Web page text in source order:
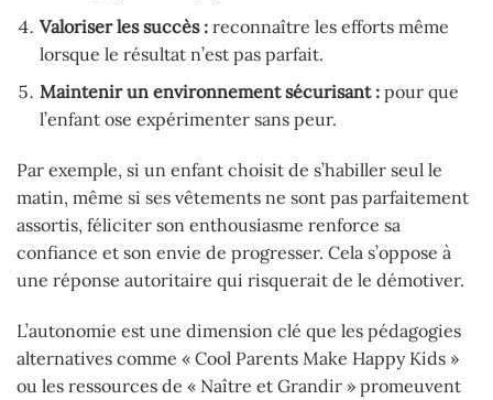
Valoriser les succès :reconnaître les efforts même
lorsque le résultat n’est pas parfait.
Maintenir un environnement sécurisant :pour que
l’enfant ose expérimenter sans peur.
Par exemple, si un enfant choisit de s’habiller seul le
matin, même si ses vêtements ne sont pas parfaitement
assortis, féliciter son enthousiasme renforce sa
confiance et son envie de progresser. Cela s’oppose à
une réponse autoritaire qui risquerait de le démotiver.
L’autonomie est une dimension clé que les pédagogies
alternatives comme « Cool Parents Make Happy Kids »
ou les ressources de « Naître et Grandir » promeuvent